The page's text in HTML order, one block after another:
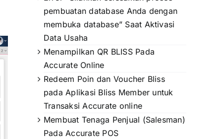
pembuatan database Anda dengan
membuka database” Saat Aktivasi
Data Usaha
Menampilkan QR BLISS Pada
Accurate Online
Redeem Poin dan Voucher Bliss
pada Aplikasi Bliss Member untuk
Transaksi Accurate online
Membuat Tenaga Penjual (Salesman)
Pada Accurate POS